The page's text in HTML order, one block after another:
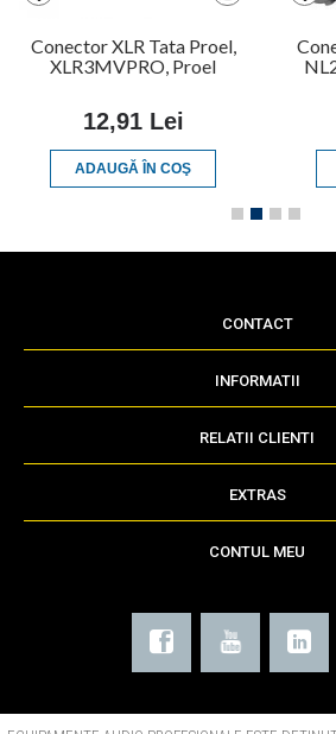
Conector XLR Tata Proel,
XLR3MVPRO, Proel
12,91 Lei
ADAUGĂ ÎN COŞ
CONTACT
INFORMATII
RELATII CLIENTI
EXTRAS
CONTUL MEU